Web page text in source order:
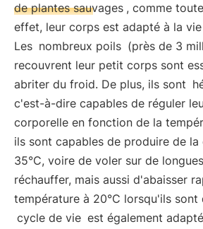
de plantes sauvages , comme
effet, leur corps est adapté à la
Les nombreux poils (près de 3
recouvrent leur petit corps sont
abriter du froid. De plus, ils sont
c'est-à-dire capables de réguler
corporelle en fonction de la
ils sont capables de produire de la
35°C, voire de voler sur de
réchauffer, mais aussi d'abaisser
température à 20°C lorsqu'ils sont
cycle de vie est également